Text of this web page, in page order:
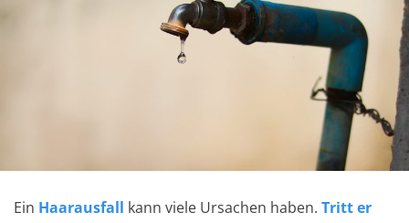
Ein Haarausfall kann viele Ursachen haben. Tritt er